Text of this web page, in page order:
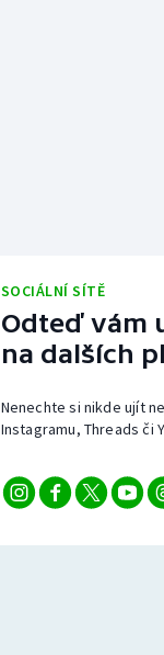
SOCIÁLNÍ SÍTĚ
Odteď vám
na dalších
Nenechte si nikde ujít
Instagramu, Threads či